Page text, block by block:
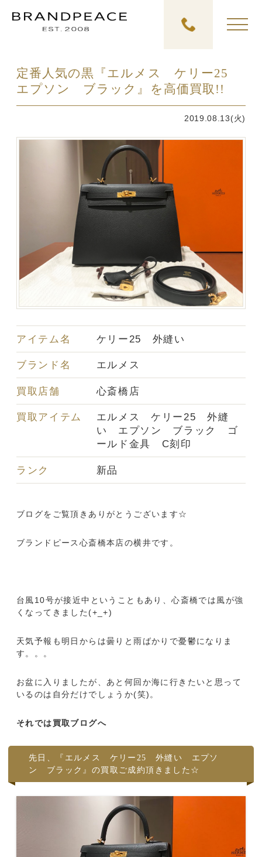
定番人気の黒『エルメス ケリー25
エプソン ブラック』を高価買取!!
2019.08.13(火)
アイテム名 ケリー25 外縫い
ブランド名 エルメス
買取店舗 心斎橋店
買取アイテム
エルメス ケリー25 外縫
い エプソン ブラック ゴ
ールド金具 C刻印
ランク 新品
ブログをご覧頂きありがとうございます☆
ブランドピース心斎橋本店の横井です。
台風10号が接近中ということもあり、心斎橋では風が強
くなってきました(+_+)
天気予報も明日からは曇りと雨ばかりで憂鬱になりま
す。。。
お盆に入りましたが、あと何回か海に行きたいと思って
いるのは自分だけでしょうか(笑)。
それでは買取ブログへ
先日、『エルメス ケリー25 外縫い エプソ
ン ブラック』の買取ご成約頂きました☆